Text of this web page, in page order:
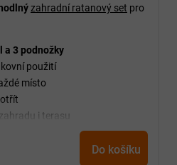
zahradní ratanový set pro
a 3 podnožky
použití
místo
i terasu
Do košíku